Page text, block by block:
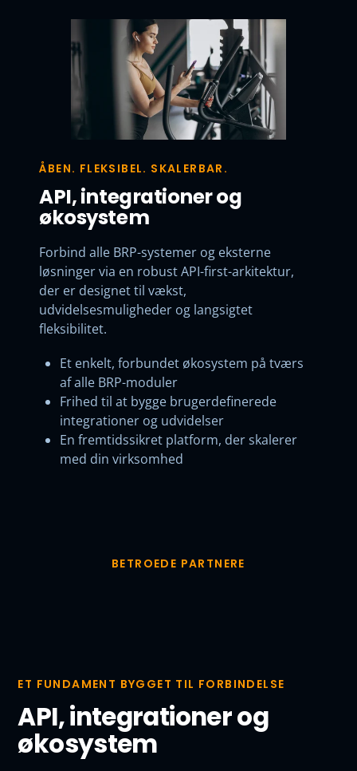
ÅBEN. FLEKSIBEL. SKALERBAR.
API, integrationer og
økosystem
Forbind alle BRP-systemer og eksterne
løsninger via en robust API-first-arkitektur,
der er designet til vækst,
udvidelsesmuligheder og langsigtet
fleksibilitet.
Et enkelt, forbundet økosystem på tværs
af alle BRP-moduler
Frihed til at bygge brugerdefinerede
integrationer og udvidelser
En fremtidssikret platform, der skalerer
med din virksomhed
BETROEDE PARTNERE
ET FUNDAMENT BYGGET TIL FORBINDELSE
API, integrationer og
økosystem